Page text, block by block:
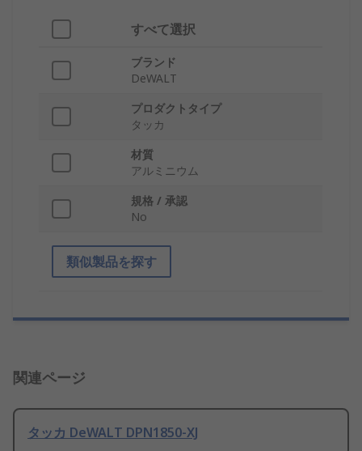
すべて選択
ブランド
DeWALT
プロダクトタイプ
タッカ
材質
アルミニウム
規格 / 承認
No
類似製品を探す
関連ページ
タッカ DeWALT DPN1850-XJ